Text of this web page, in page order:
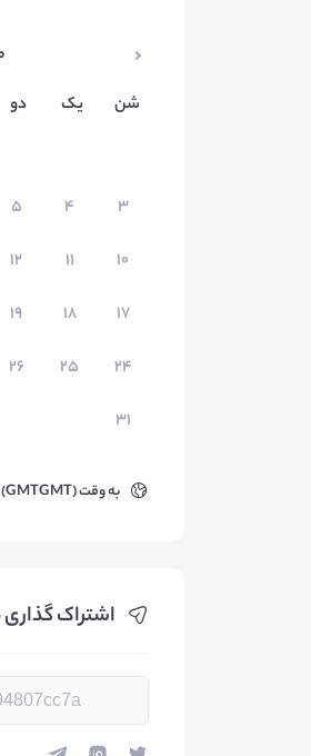
شن
یک دو
۳
۴ ۵
۱۰
۱۱ ۱۲
۱۷
۱۸ ۱۹
۲۴
۲۵ ۲۶
۳۱
به وقت
اشتراک